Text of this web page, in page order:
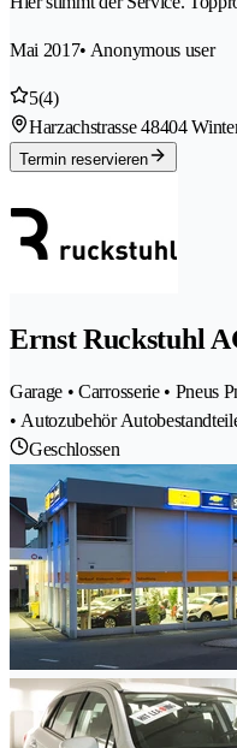
Mai 2017• Anonymous user
5(4)
Harzachstrasse 48404
Termin reservieren
Ernst Ruckstuhl
Garage • Carrosserie • Pneus
• Autozubehör
Geschlossen